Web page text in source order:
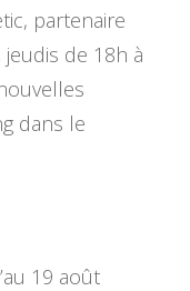
partenaire
de 18h à
dans le
19 août